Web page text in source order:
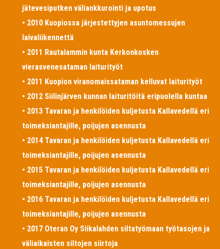
jätevesiputken väliankkurointi ja upotus
• 2010 Kuopiossa järjestettyjen asuntomessujen
laivaliikennettä
• 2011 Rautalammin kunta Kerkonkosken
vierasvenesataman laiturityöt
• 2011 Kuopion viranomaissataman kelluvat laiturityöt
• 2012 Siilinjärven kunnan laituritöitä eripuolella kuntaa
• 2013 Tavaran ja henkilöiden kuljetusta Kallavedellä eri
toimeksiantajille, poijujen asennusta
• 2014 Tavaran ja henkilöiden kuljetusta Kallavedellä eri
toimeksiantajille, poijujen asennusta
• 2015 Tavaran ja henkilöiden kuljetusta Kallavedellä eri
toimeksiantajille, poijujen asennusta
• 2016 Tavaran ja henkilöiden kuljetusta Kallavedellä eri
toimeksiantajille, poijujen asennusta
• 2017 Oteran Oy Siikalahden siltatyömaan työtasojen ja
väliaikaisten siltojen siirtoja